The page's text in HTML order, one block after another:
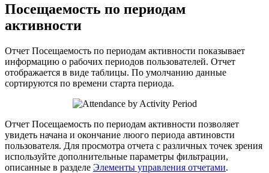
Посещаемость по периодам
активности
Отчет Посещаемость по периодам активности показывает
информацию о рабочих периодов пользователей. Отчет
отображается в виде таблицы. По умолчанию данные
сортируются по времени старта периода.
Отчет Посещаемость по периодам активности позволяет
увидеть начана и окончание люого периода автиновсти
пользователя. Для просмотра отчета с различных точек зрения
используйте дополнительные параметры фильтрации,
описанные в разделе Элементы управления отчетами.